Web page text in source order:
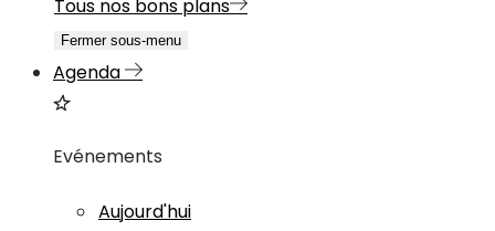
Tous nos bons plans
Fermer sous-menu
Agenda
Evénements
Aujourd'hui